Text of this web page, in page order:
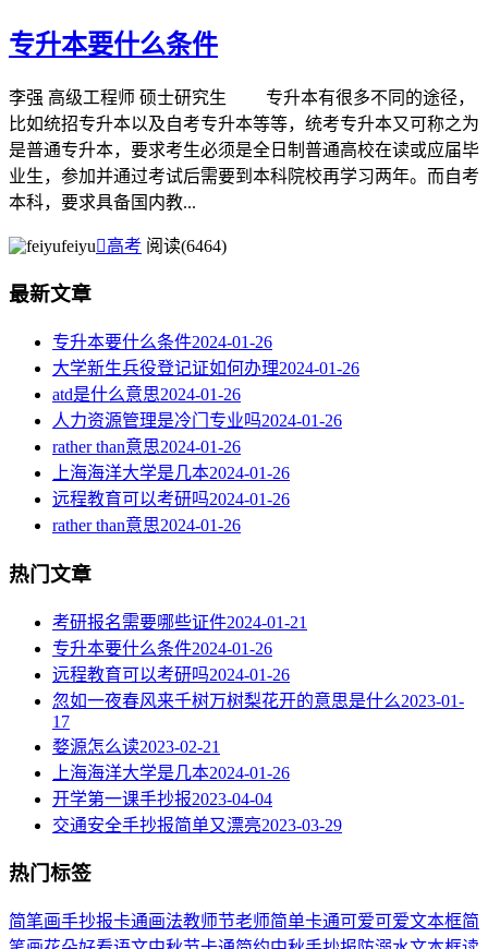
专升本要什么条件
李强 高级工程师 硕士研究生 专升本有很多不同的途径，
比如统招专升本以及自考专升本等等，统考专升本又可称之为
是普通专升本，要求考生必须是全日制普通高校在读或应届毕
业生，参加并通过考试后需要到本科院校再学习两年。而自考
本科，要求具备国内教...
feiyu高考 阅读(6464)
最新文章
专升本要什么条件2024-01-26
大学新生兵役登记证如何办理2024-01-26
atd是什么意思2024-01-26
人力资源管理是冷门专业吗2024-01-26
rather than意思2024-01-26
上海海洋大学是几本2024-01-26
远程教育可以考研吗2024-01-26
rather than意思2024-01-26
热门文章
考研报名需要哪些证件2024-01-21
专升本要什么条件2024-01-26
远程教育可以考研吗2024-01-26
忽如一夜春风来千树万树梨花开的意思是什么2023-01-
17
婺源怎么读2023-02-21
上海海洋大学是几本2024-01-26
开学第一课手抄报2023-04-04
交通安全手抄报简单又漂亮2023-03-29
热门标签
简笔画手抄报卡通画法教师节老师简单卡通可爱可爱文本框简